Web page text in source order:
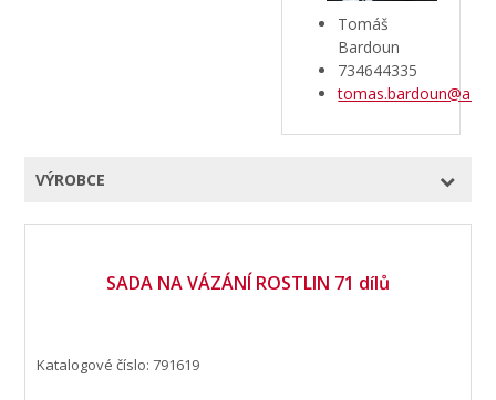
Tomáš
Bardoun
734644335
VÝROBCE
SADA NA VÁZÁNÍ ROSTLIN 71 dílů
Katalogové číslo: 791619